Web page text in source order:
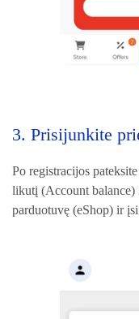
3. Prisijunkite
Po registracijos
likutį (Account balance)
parduotuvę (eShop) ir